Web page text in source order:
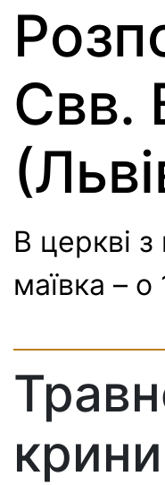
Свв.
В церкві
маївка –